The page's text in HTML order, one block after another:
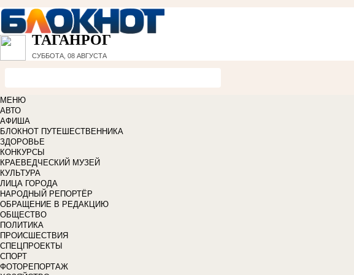
ТАГАНРОГ
СУББОТА, 08 АВГУСТА
МЕНЮ
АВТО
АФИША
БЛОКНОТ ПУТЕШЕСТВЕННИКА
ЗДОРОВЬЕ
КОНКУРСЫ
КРАЕВЕДЧЕСКИЙ МУЗЕЙ
КУЛЬТУРА
ЛИЦА ГОРОДА
НАРОДНЫЙ РЕПОРТЁР
ОБРАЩЕНИЕ В РЕДАКЦИЮ
ОБЩЕСТВО
ПОЛИТИКА
ПРОИСШЕСТВИЯ
СПЕЦПРОЕКТЫ
СПОРТ
ФОТОРЕПОРТАЖ